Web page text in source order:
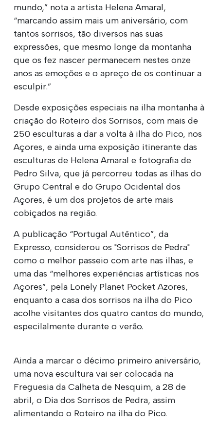
mundo,” nota a artista Helena Amaral,
“marcando assim mais um aniversário, com
tantos sorrisos, tão diversos nas suas
expressões, que mesmo longe da montanha
que os fez nascer permanecem nestes onze
anos as emoções e o apreço de os continuar a
esculpir.”
Desde exposições especiais na ilha montanha à
criação do Roteiro dos Sorrisos, com mais de
250 esculturas a dar a volta à ilha do Pico, nos
Açores, e ainda uma exposição itinerante das
esculturas de Helena Amaral e fotografia de
Pedro Silva, que já percorreu todas as ilhas do
Grupo Central e do Grupo Ocidental dos
Açores, é um dos projetos de arte mais
cobiçados na região.
A publicação “Portugal Autêntico”, da
Expresso, considerou os "Sorrisos de Pedra"
como o melhor passeio com arte nas ilhas, e
uma das “melhores experiências artísticas nos
Açores”, pela Lonely Planet Pocket Azores,
enquanto a casa dos sorrisos na ilha do Pico
acolhe visitantes dos quatro cantos do mundo,
especilalmente durante o verão.
Ainda a marcar o décimo primeiro aniversário,
uma nova escultura vai ser colocada na
Freguesia da Calheta de Nesquim, a 28 de
abril, o Dia dos Sorrisos de Pedra, assim
alimentando o Roteiro na ilha do Pico.